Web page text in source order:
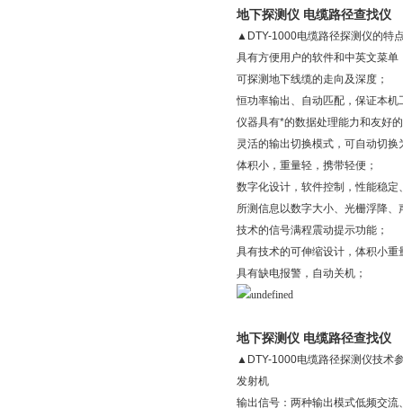
地下探测仪 电缆路径查找仪
▲DTY-1000电缆路径探测仪的特
具有方便用户的软件和中英文菜
可探测地下线缆的走向及深度；
恒功率输出、自动匹配，保证本机
仪器具有*的数据处理能力和友好
灵活的输出切换模式，可自动切
体积小，重量轻，携带轻便；
数字化设计，软件控制，性能稳定
所测信息以数字大小、光栅浮降
技术的信号满程震动提示功能；
具有技术的可伸缩设计，体积小重
具有缺电报警，自动关机；
地下探测仪 电缆路径查找仪
▲DTY-1000电缆路径探测仪技术
发射机
输出信号：两种输出模式低频交流